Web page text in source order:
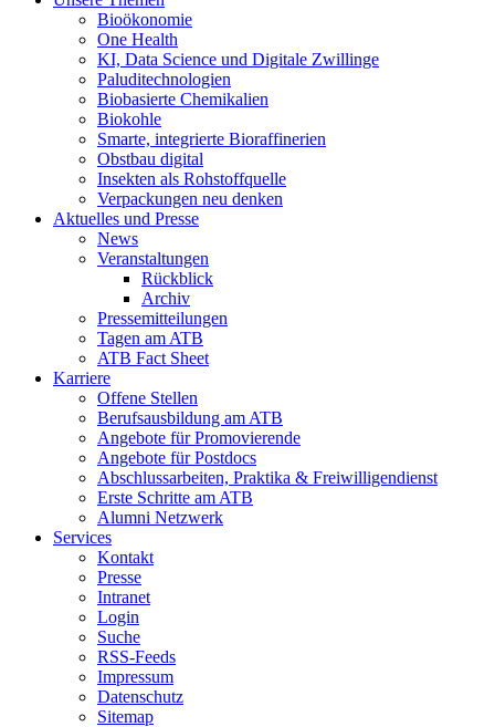
Bioökonomie
One Health
KI, Data Science und Digitale Zwillinge
Paluditechnologien
Biobasierte Chemikalien
Biokohle
Smarte, integrierte Bioraffinerien
Obstbau digital
Insekten als Rohstoffquelle
Verpackungen neu denken
Aktuelles und Presse
News
Veranstaltungen
Rückblick
Archiv
Pressemitteilungen
Tagen am ATB
ATB Fact Sheet
Karriere
Offene Stellen
Berufsausbildung am ATB
Angebote für Promovierende
Angebote für Postdocs
Abschlussarbeiten, Praktika & Freiwilligendienst
Erste Schritte am ATB
Alumni Netzwerk
Services
Kontakt
Presse
Intranet
Login
Suche
RSS-Feeds
Impressum
Datenschutz
Sitemap